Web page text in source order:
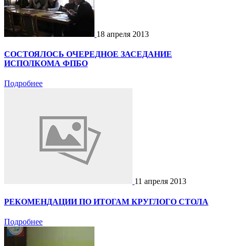
18 апреля 2013
СОСТОЯЛОСЬ ОЧЕРЕДНОЕ ЗАСЕДАНИЕ
ИСПОЛКОМА ФПБО
Подробнее
11 апреля 2013
РЕКОМЕНДАЦИИ ПО ИТОГАМ КРУГЛОГО СТОЛА
Подробнее